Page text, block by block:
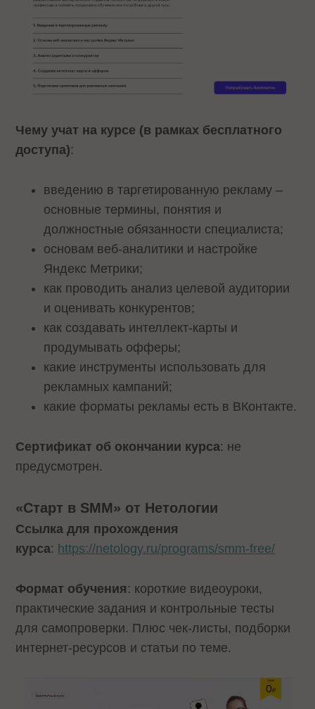
Чему учат на курсе (в рамках бесплатного
доступа):
введению в таргетированную рекламу –
основные термины, понятия и
должностные обязанности специалиста;
основам веб-аналитики и настройке
Яндекс Метрики;
как проводить анализ целевой аудитории
и оценивать конкурентов;
как создавать интеллект-карты и
продумывать офферы;
какие инструменты использовать для
рекламных кампаний;
какие форматы рекламы есть в ВКонтакте.
Сертификат об окончании курса: не
предусмотрен.
«Старт в SMM» от Нетологии
Ссылка для прохождения
курса: https://netology.ru/programs/smm-free/
Формат обучения : короткие видеоуроки,
практические задания и контрольные тесты
для самопроверки. Плюс чек-листы, подборки
интернет-ресурсов и статьи по теме.